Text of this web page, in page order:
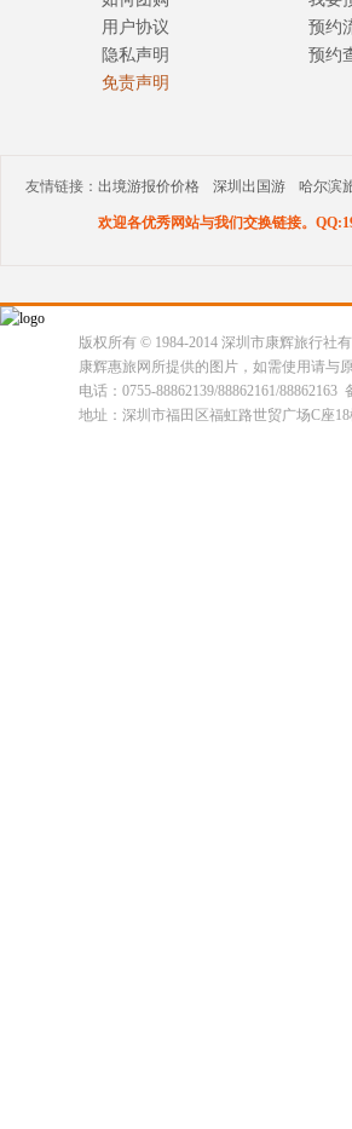
用户协议
隐私声明
免责声明
预约
预约
友情链接： 出境游报价价格 深圳出国游 哈尔滨
欢迎各优秀网站与我们交换链接。
版权所有 © 1984-2014 深圳市康辉旅行社
康辉惠旅网所提供的图片，如需使用请与
电话：0755-88862139/88862161/88862163
地址：深圳市福田区福虹路世贸广场C座